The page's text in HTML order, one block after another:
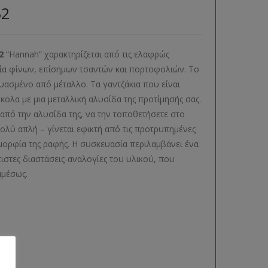
“Hannah” χαρακτηρίζεται από τις ελαφρώς
φίνων, επίσημων τσαντών και πορτοφολιών. Το
από μέταλλο. Τα γαντζάκια που είναι
με μια μεταλλική αλυσίδα της προτίμησής σας.
την αλυσίδα της, να την τοποθετήσετε στο
απλή – γίνεται εφικτή από τις προτρυπημένες
της ραφής. Η συσκευασία περιλαμβάνει ένα
διαστάσεις-αναλογίες του υλικού, που